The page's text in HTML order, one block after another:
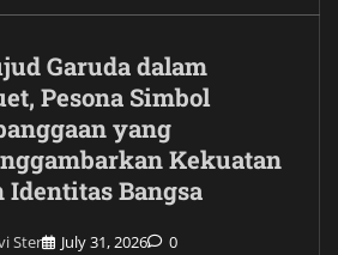
Garuda dalam
Pesona Simbol
yang
Kekuatan
Identitas Bangsa
Ster July 31, 2026 0